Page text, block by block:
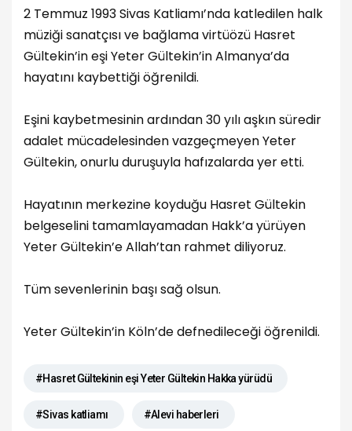
2 Temmuz 1993 Sivas Katliamı’nda katledilen halk
müziği sanatçısı ve bağlama virtüözü Hasret
Gültekin’in eşi Yeter Gültekin’in Almanya’da
hayatını kaybettiği öğrenildi.
Eşini kaybetmesinin ardından 30 yılı aşkın süredir
adalet mücadelesinden vazgeçmeyen Yeter
Gültekin, onurlu duruşuyla hafızalarda yer etti.
Hayatının merkezine koyduğu Hasret Gültekin
belgeselini tamamlayamadan Hakk’a yürüyen
Yeter Gültekin’e Allah’tan rahmet diliyoruz.
Tüm sevenlerinin başı sağ olsun.
Yeter Gültekin’in Köln’de defnedileceği öğrenildi.
#Hasret Gültekinin eşi Yeter Gültekin Hakka yürüdü
#Sivas katliamı #Alevi haberleri